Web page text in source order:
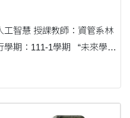
資管系林
運作環境，了解AI如何支